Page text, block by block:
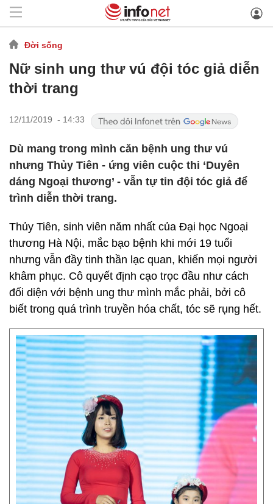
Đời sống
Nữ sinh ung thư vú đội tóc giả diễn
thời trang
12/11/2019 - 14:33
Dù mang trong mình căn bệnh ung thư vú
nhưng Thủy Tiên - ứng viên cuộc thi ‘Duyên
dáng Ngoại thương’ - vẫn tự tin đội tóc giả để
trình diễn thời trang.
Thủy Tiên, sinh viên năm nhất của Đại học Ngoại
thương Hà Nội, mắc bạo bệnh khi mới 19 tuổi
nhưng vẫn đầy tinh thần lạc quan, khiến mọi người
khâm phục. Cô quyết định cạo trọc đầu như cách
đối diện với bệnh ung thư mình mắc phải, bởi cô
biết trong quá trình truyền hóa chất, tóc sẽ rụng hết.